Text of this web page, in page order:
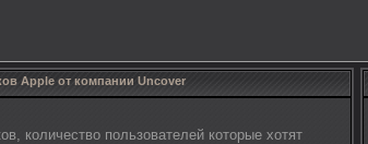
Apple от компании Uncover
количество пользователей которые хотят